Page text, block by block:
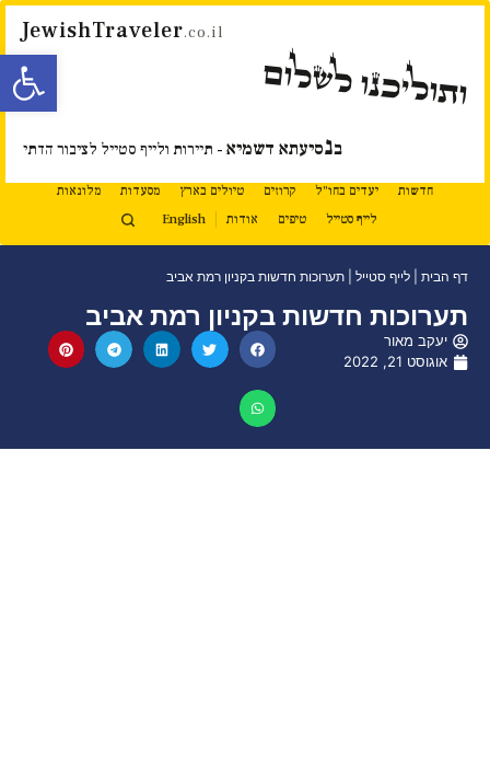
פתח
JewishTraveler.co.il
ותוליכנו לשלום
בנסיעתא דשמיא - תיירות ולייף סטייל לציבור הדתי
חדשות יעדים בחו"ל קרוזים טיולים בארץ מסעדות
מלונאות
לייף סטייל
טיפים אודות English
דף הבית לייף סטייל תערוכות חדשות בקניון רמת אביב
תערוכות חדשות בקניון רמת אביב
יעקב מאור
אוגוסט 21, 2022